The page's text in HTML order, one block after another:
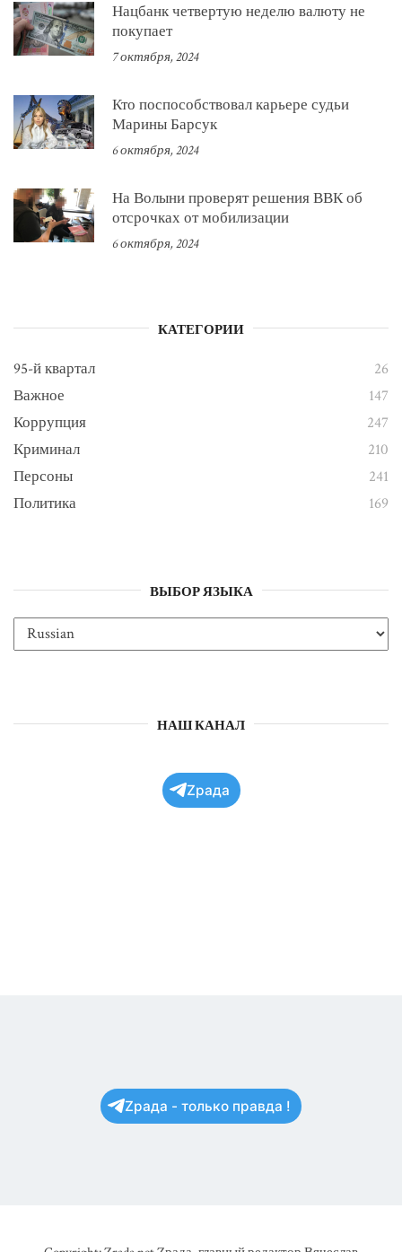
Нацбанк четвертую неделю валюту не
покупает
7 октября, 2024
Кто поспособствовал карьере судьи
Марины Барсук
6 октября, 2024
На Волыни проверят решения ВВК об
отсрочках от мобилизации
6 октября, 2024
КАТЕГОРИИ
95-й квартал
26
Важное
147
Коррупция
247
Криминал
210
Персоны
241
Политика
169
ВЫБОР ЯЗЫКА
НАШ КАНАЛ
Zрада
Zрада - только правда !